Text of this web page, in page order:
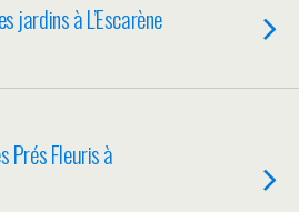
jardins à L’Escarène
Prés Fleuris à